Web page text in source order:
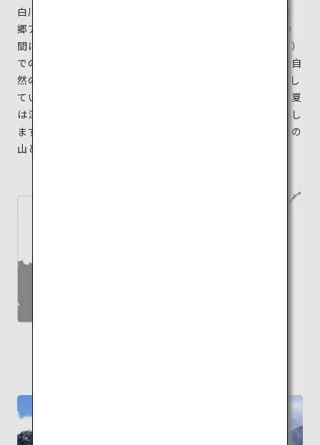
白川郷の自然を満喫する体験を各種用意している「白川
郷アクティビティーセンターo8」にはぜひ訪れて。夏の
間には、エメラルドグリーンに輝く白水湖（しらみずこ）
でのSUPや、透明の雪解け水が美しい川下りツアー、大自
然の中で楽しむテントサウナなどアクティビティが充実し
ています。汗を流した後に浸かる天然温泉もまた格別。夏
は涼しく過ごしやすい気候ですが、冬は雪景色へと一変し
ます。おとぎ話の世界から飛び出してきたような真っ白の
山と集落の風景は無二の美しさです。